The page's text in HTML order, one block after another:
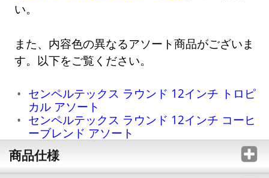
い。
また、内容色の異なるアソート商品がございま
す。以下をご覧ください。
センペルテックス ラウンド 12インチ トロピ
カル アソート
センペルテックス ラウンド 12インチ コーヒ
ーブレンド アソート
商品仕様